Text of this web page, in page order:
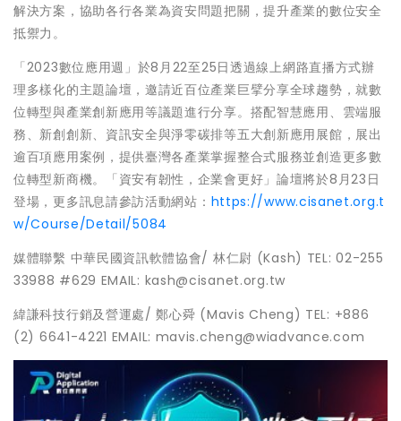
解決方案，協助各行各業為資安問題把關，提升產業的數位安全
抵禦力。
「2023數位應用週」於8月22至25日透過線上網路直播方式辦
理多樣化的主題論壇，邀請近百位產業巨擘分享全球趨勢，就數
位轉型與產業創新應用等議題進行分享。搭配智慧應用、雲端服
務、新創創新、資訊安全與淨零碳排等五大創新應用展館，展出
逾百項應用案例，提供臺灣各產業掌握整合式服務並創造更多數
位轉型新商機。「資安有韌性，企業會更好」論壇將於8月23日
登場，更多訊息請參訪活動網站： https://www.cisanet.org.t
w/Course/Detail/5084
媒體聯繫 中華民國資訊軟體協會/ 林仁尉 (Kash) TEL: 02-255
33988 #629 EMAIL: kash@cisanet.org.tw
緯謙科技行銷及營運處/ 鄭心舜 (Mavis Cheng) TEL: +886
(2) 6641-4221 EMAIL: mavis.cheng@wiadvance.com